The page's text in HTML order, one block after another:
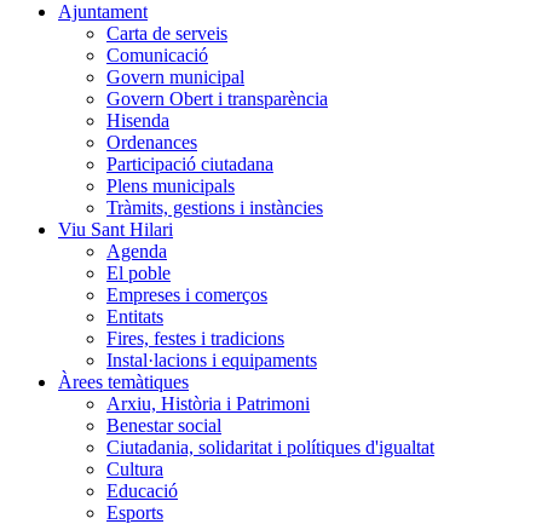
Ajuntament
Carta de serveis
Comunicació
Govern municipal
Govern Obert i transparència
Hisenda
Ordenances
Participació ciutadana
Plens municipals
Tràmits, gestions i instàncies
Viu Sant Hilari
Agenda
El poble
Empreses i comerços
Entitats
Fires, festes i tradicions
Instal·lacions i equipaments
Àrees temàtiques
Arxiu, Història i Patrimoni
Benestar social
Ciutadania, solidaritat i polítiques d'igualtat
Cultura
Educació
Esports